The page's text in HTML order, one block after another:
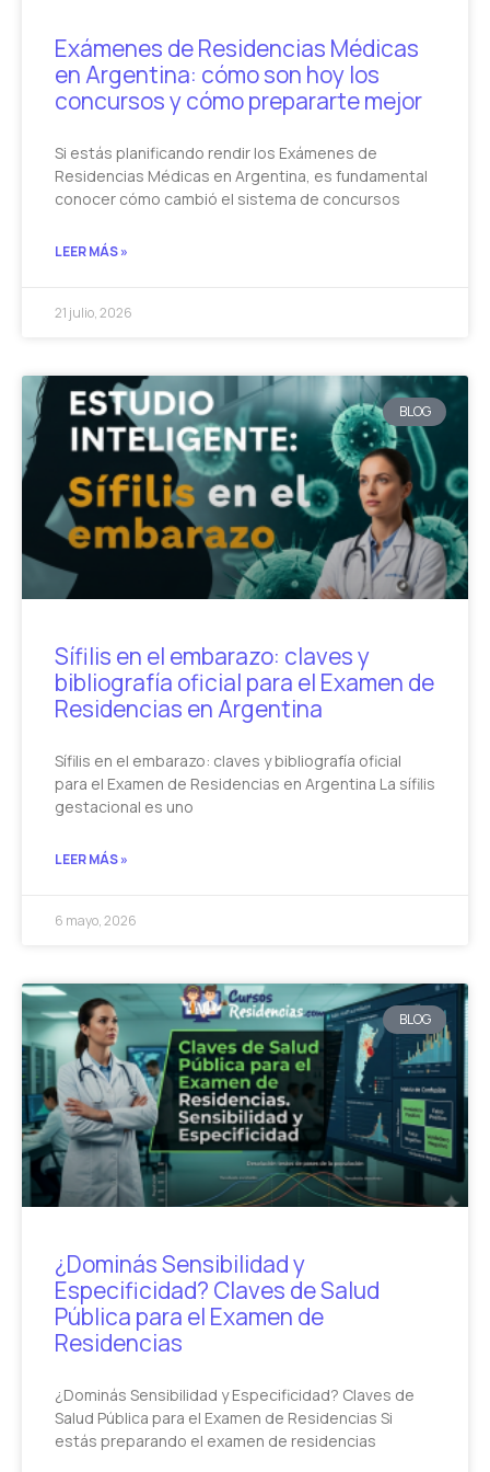
Exámenes de Residencias Médicas
en Argentina: cómo son hoy los
concursos y cómo prepararte mejor
Si estás planificando rendir los Exámenes de
Residencias Médicas en Argentina, es fundamental
conocer cómo cambió el sistema de concursos
LEER MÁS »
21 julio, 2026
BLOG
Sífilis en el embarazo: claves y
bibliografía oficial para el Examen de
Residencias en Argentina
Sífilis en el embarazo: claves y bibliografía oficial
para el Examen de Residencias en Argentina La sífilis
gestacional es uno
LEER MÁS »
6 mayo, 2026
BLOG
¿Dominás Sensibilidad y
Especificidad? Claves de Salud
Pública para el Examen de
Residencias
¿Dominás Sensibilidad y Especificidad? Claves de
Salud Pública para el Examen de Residencias Si
estás preparando el examen de residencias